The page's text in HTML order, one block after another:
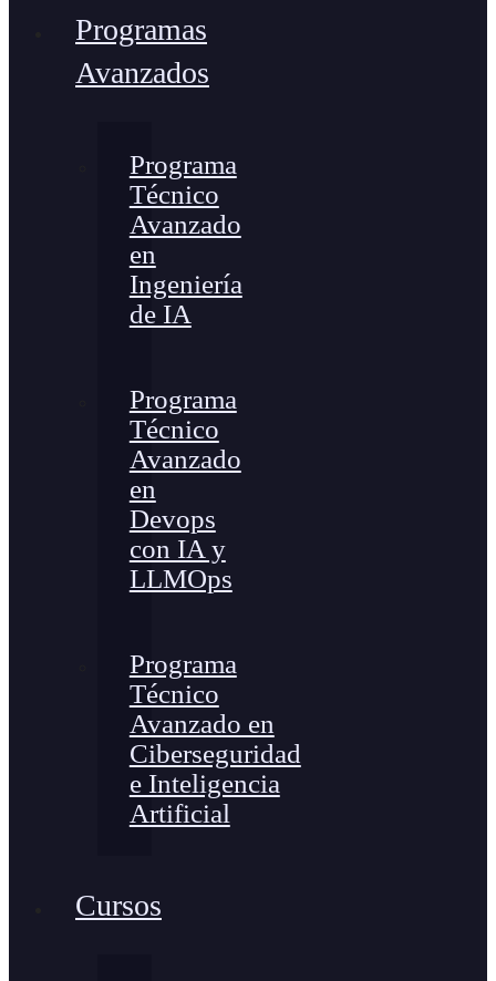
Programas
Avanzados
Programa
Técnico
Avanzado
en
Ingeniería
de IA
Programa
Técnico
Avanzado
en
Devops
con IA y
LLMOps
Programa
Técnico
Avanzado en
Ciberseguridad
e Inteligencia
Artificial
Cursos